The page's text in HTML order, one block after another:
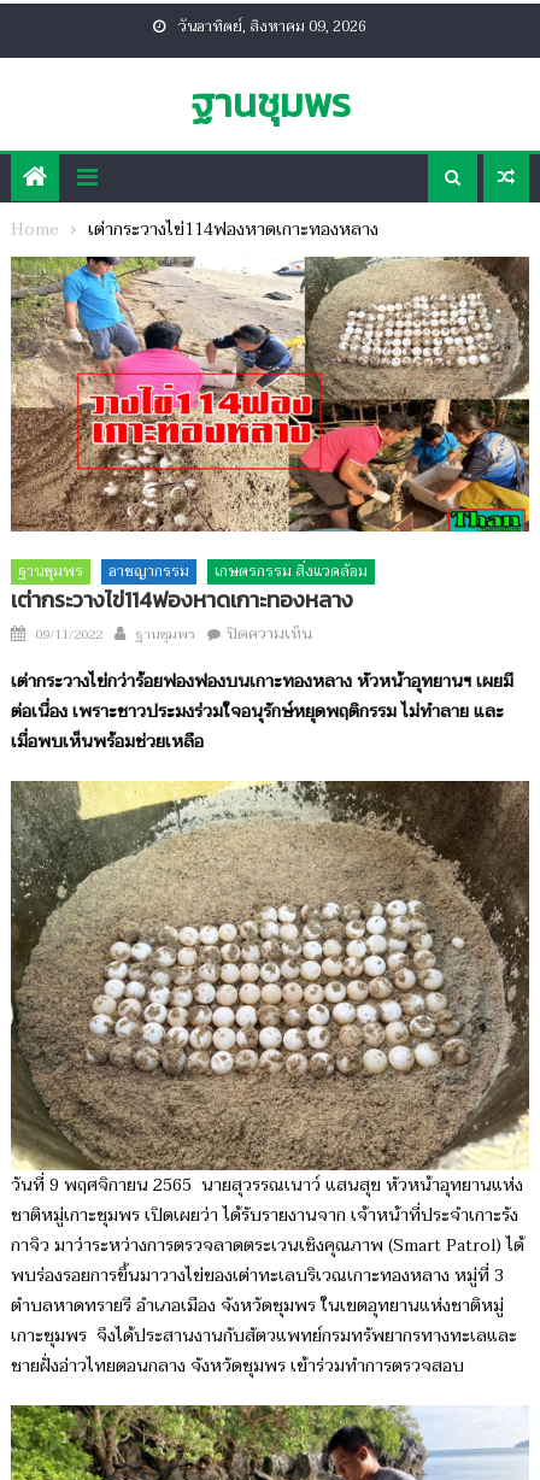
วันอาทิตย์, สิงหาคม 09, 2026
ฐานชุมพร
Home เต่ากระวางไข่114ฟองหาดเกาะทองหลาง
ฐานชุมพร อาชญากรรม เกษตรกรรม สิ่งแวดล้อม
เต่ากระวางไข่114ฟองหาดเกาะทองหลาง
Posted
09/11/2022 Author
ฐานชุมพร ปิดความเห็นบน
กระ
วางไข่114ฟอง
ทองหลาง
เต่ากระวางไข่กว่าร้อยฟองฟองบนเกาะทองหลาง หัวหน้าอุทยานฯ เผยมี
ต่อเนื่อง เพราะชาวประมงร่วมใจอนุรักษ์หยุดพฤติกรรม ไม่ทำลาย และ
เมื่อพบเห็นพร้อมช่วยเหลือ
วันที่ 9 พฤศจิกายน 2565 นายสุวรรณเนาว์ แสนสุข หัวหน้าอุทยานแห่ง
ชาติหมู่เกาะชุมพร เปิดเผยว่า ได้รับรายงานจาก เจ้าหน้าที่ประจำเกาะรัง
กาจิว มาว่าระหว่างการตรวจลาดตระเวนเชิงคุณภาพ (Smart Patrol) ได้
พบร่องรอยการขึ้นมาวางไข่ของเต่าทะเลบริเวณเกาะทองหลาง หมู่ที่ 3
ตำบลหาดทรายรี อำเภอเมือง จังหวัดชุมพร ในเขตอุทยานแห่งชาติหมู่
เกาะชุมพร จึงได้ประสานงานกับสัตวแพทย์กรมทรัพยากรทางทะเลและ
ชายฝั่งอ่าวไทยตอนกลาง จังหวัดชุมพร เข้าร่วมทำการตรวจสอบ